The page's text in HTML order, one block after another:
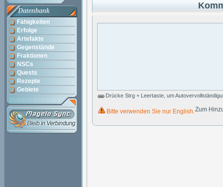
Datenbank
Fähigkeiten
Erfolge
Artefakte
Gegenstände
Fraktionen
NSCs
Quests
Rezepte
Gebiete
Drücke Strg + Leertaste, um
Bitte verwenden Sie nur English.Zum